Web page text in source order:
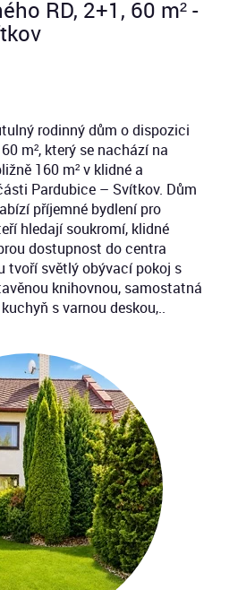
RD, 2+1, 60 m² -
rodinný dům o dispozici
m², který se nachází na
160 m² v klidné a
Pardubice – Svítkov. Dům
příjemné bydlení pro
hledají soukromí, klidné
dostupnost do centra
tvoří světlý obývací pokoj s
knihovnou, samostatná
s varnou deskou,..